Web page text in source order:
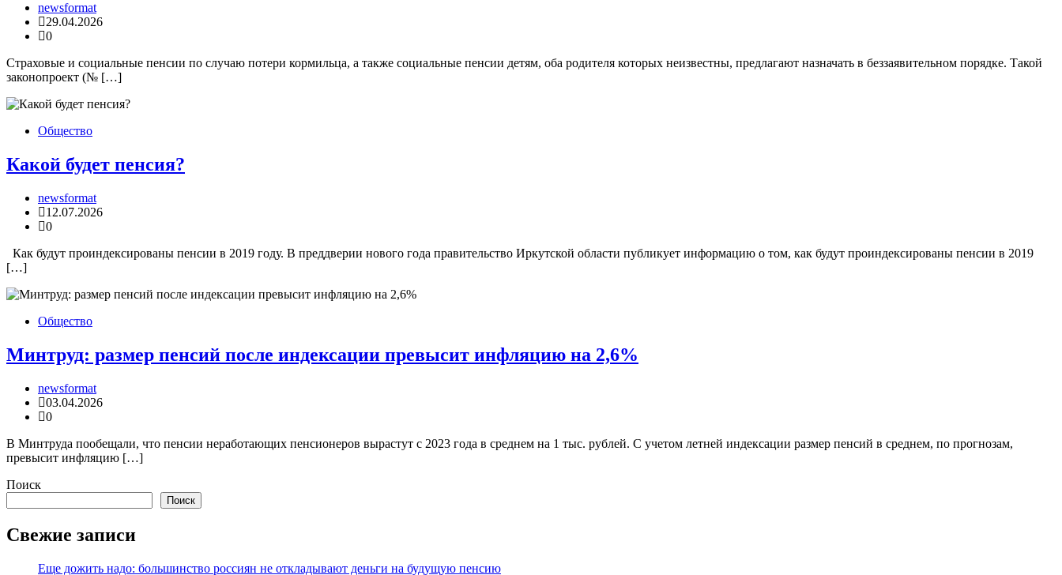
newsformat
29.04.2026
0
Страховые и социальные пенсии по случаю потери кормильца, а также социальные пенсии детям, оба родителя которых неизвестны, предлагают назначать в беззаявительном порядке. Такой
законопроект (№ […]
Общество
Какой будет пенсия?
newsformat
12.07.2026
0
Как будут проиндексированы пенсии в 2019 году. В преддверии нового года правительство Иркутской области публикует информацию о том, как будут проиндексированы пенсии в 2019
[…]
Общество
Минтруд: размер пенсий после индексации превысит инфляцию на 2,6%
newsformat
03.04.2026
0
В Минтруда пообещали, что пенсии неработающих пенсионеров вырастут с 2023 года в среднем на 1 тыс. рублей. С учетом летней индексации размер пенсий в среднем, по прогнозам,
превысит инфляцию […]
Поиск
Поиск
Свежие записи
Еще дожить надо: большинство россиян не откладывают деньги на будущую пенсию